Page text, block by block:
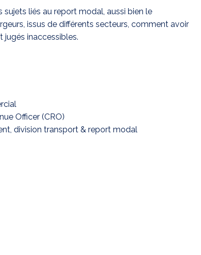
sujets liés au report modal, aussi bien le
issus de différents secteurs, comment avoir
jugés inaccessibles.
Officer (CRO)
division transport & report modal